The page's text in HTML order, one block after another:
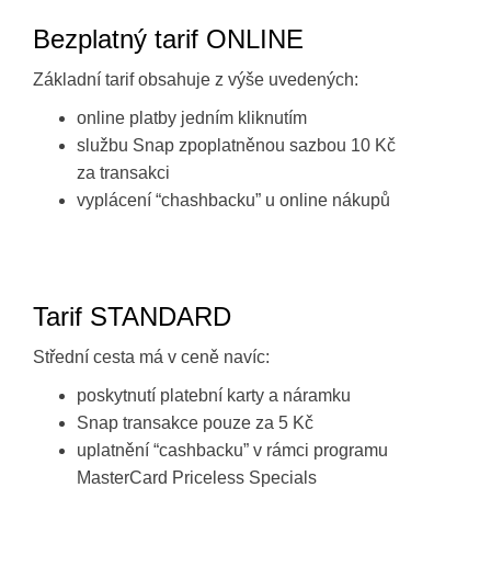
Bezplatný tarif ONLINE
Základní tarif obsahuje z výše uvedených:
online platby jedním kliknutím
službu Snap zpoplatněnou sazbou 10 Kč
za transakci
vyplácení “chashbacku” u online nákupů
Tarif STANDARD
Střední cesta má v ceně navíc:
poskytnutí platební karty a náramku
Snap transakce pouze za 5 Kč
uplatnění “cashbacku” v rámci programu
MasterCard Priceless Specials